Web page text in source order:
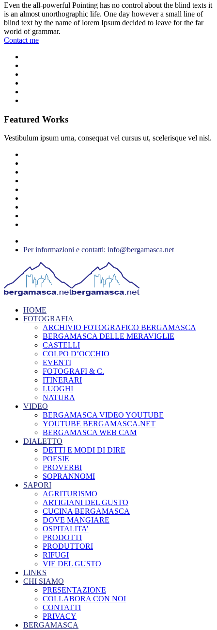
Even the all-powerful Pointing has no control about the blind texts it
is an almost unorthographic life. One day however a small line of
blind text by the name of lorem Ipsum decided to leave for the far
world of grammar.
Contact me
Featured Works
Vestibulum ipsum urna, consequat vel cursus ut, scelerisque vel nisl.
Per informazioni e contatti: info@bergamasca.net
HOME
FOTOGRAFIA
ARCHIVIO FOTOGRAFICO BERGAMASCA
BERGAMASCA DELLE MERAVIGLIE
CASTELLI
COLPO D’OCCHIO
EVENTI
FOTOGRAFI & C.
ITINERARI
LUOGHI
NATURA
VIDEO
BERGAMASCA VIDEO YOUTUBE
YOUTUBE BERGAMASCA.NET
BERGAMASCA WEB CAM
DIALETTO
DETTI E MODI DI DIRE
POESIE
PROVERBI
SOPRANNOMI
SAPORI
AGRITURISMO
ARTIGIANI DEL GUSTO
CUCINA BERGAMASCA
DOVE MANGIARE
OSPITALITA’
PRODOTTI
PRODUTTORI
RIFUGI
VIE DEL GUSTO
LINKS
CHI SIAMO
PRESENTAZIONE
COLLABORA CON NOI
CONTATTI
PRIVACY
BERGAMASCA